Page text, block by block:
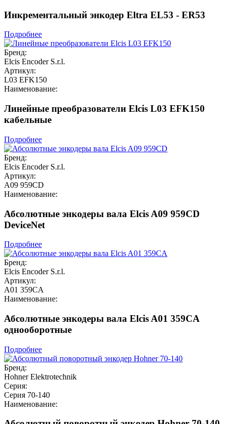
Инкрементальный энкодер Eltra EL53 - ER53
Подробнее
Бренд:
Elcis Encoder S.r.l.
Артикул:
L03 EFK150
Наименование:
Линейные преобразователи Elcis L03 EFK150
кабельные
Подробнее
Бренд:
Elcis Encoder S.r.l.
Артикул:
A09 959CD
Наименование:
Абсолютные энкодеры вала Elcis A09 959CD
DeviceNet
Подробнее
Бренд:
Elcis Encoder S.r.l.
Артикул:
A01 359CA
Наименование:
Абсолютные энкодеры вала Elcis A01 359CA
однооборотные
Подробнее
Бренд:
Hohner Elektrotechnik
Серия:
Серия 70-140
Наименование: